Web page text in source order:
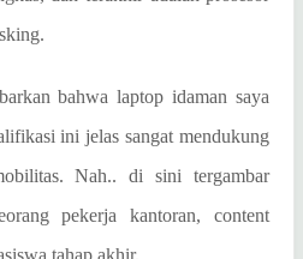
bahwa laptop idaman saya
ini jelas sangat mendukung
Nah.. di sini tergambar
pekerja kantoran, content